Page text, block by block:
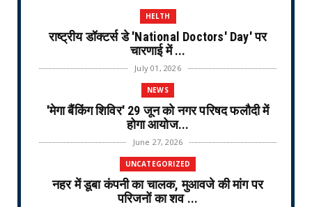
HELTH
राष्ट्रीय डॉक्टर्स डे 'National Doctors' Day' पर
चारणाई में ...
July 01, 2026
NEWS
'मेगा बैंकिंग शिविर' 29 जून को नगर परिषद फलौदी में
होगा आयोज...
June 27, 2026
UNCATEGORIZED
नहर में डूबा कंपनी का चालक, मुआवजे की मांग पर
परिजनों का शव ...